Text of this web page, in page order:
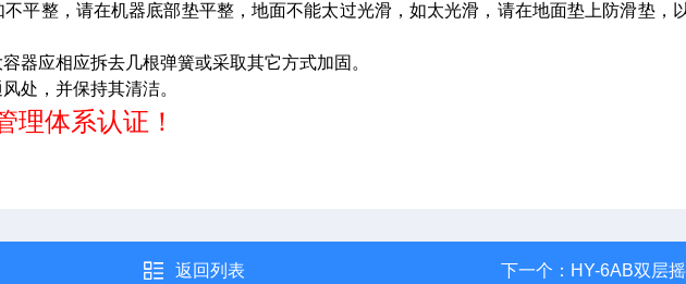
平整，请在机器底部垫平整，地面不能太过光滑，如太光滑，请在地面垫上防滑垫，
器应相应拆去几根弹簧或采取其它方式加固。
处，并保持其清洁。
理体系认证！
返回列表 下一个： HY-6AB双层